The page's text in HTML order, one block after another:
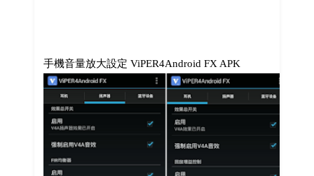
手機音量放大設定 ViPER4Android FX APK